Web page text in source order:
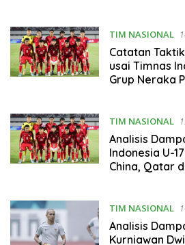
TIM NASIONAL
Catatan
usai Timnas
Grup Neraka
TIM NASIONAL
Analisis
Indonesia U-
China, Qatar
TIM NASIONAL
Analisis
Kurniawan